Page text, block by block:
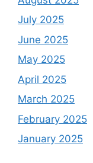
July 2025
June 2025
May 2025
April 2025
March 2025
February 2025
January 2025